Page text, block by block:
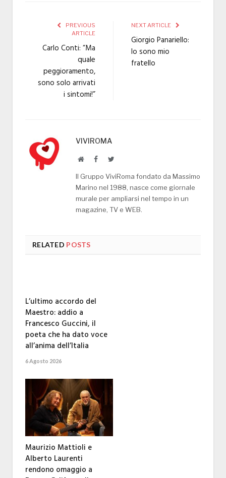
PREVIOUS
ARTICLE
Carlo Conti: “Ma
quale
peggioramento,
sono solo arrivati
i sintomi!”
NEXT ARTICLE
Giorgio Panariello:
Io sono mio
fratello
VIVIROMA
WebsiteFacebookTwitter
Il Gruppo ViviRoma fondato da Massimo
Marino nel 1988, nasce come giornale
murale per ampliarsi nel tempo in un
magazine, TV e WEB.
RELATED POSTS
L’ultimo accordo del
Maestro: addio a
Francesco Guccini, il
poeta che ha dato voce
all’anima dell’Italia
6 Agosto 2026
Maurizio Mattioli e
Alberto Laurenti
rendono omaggio a